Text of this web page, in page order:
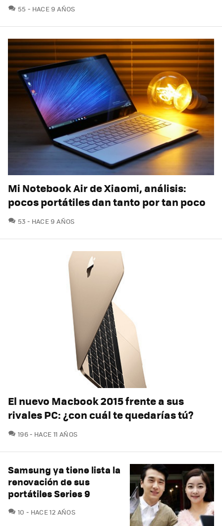
55 COMENTARIOS
HACE 9 AÑOS
Mi Notebook Air de Xiaomi, análisis:
pocos portátiles dan tanto por tan poco
53 COMENTARIOS
HACE 9 AÑOS
El nuevo Macbook 2015 frente a sus
rivales PC: ¿con cuál te quedarías tú?
196COMENTARIOS
HACE 11 AÑOS
Samsung ya tiene lista la
renovación de sus
portátiles Series 9
10 COMENTARIOS
HACE 12 AÑOS